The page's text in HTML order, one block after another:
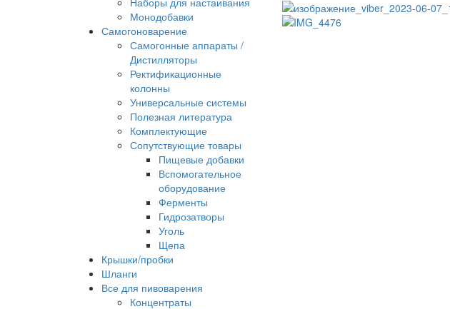
Монодобавки
Самогоноварение
Самогонные аппараты /
Дистилляторы
Ректификационные
колонны
Универсальные системы
Полезная литература
Комплектующие
Сопутствующие товары
Пищевые добавки
Вспомогательное
оборудование
Ферменты
Гидрозатворы
Уголь
Щепа
Крышки/пробки
Шланги
Все для пивоварения
Концентраты